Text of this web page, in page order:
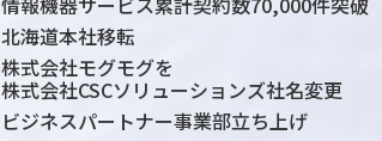
北海道本社移転
株式会社モグモグを
株式会社CSCソリューションズ社名変更
ビジネスパートナー事業部立ち上げ